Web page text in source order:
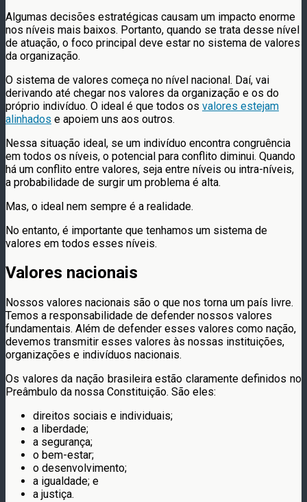
Algumas decisões estratégicas causam um impacto enorme
nos níveis mais baixos. Portanto, quando se trata desse nível
de atuação, o foco principal deve estar no sistema de valores
da organização.
O sistema de valores começa no nível nacional. Daí, vai
derivando até chegar nos valores da organização e os do
próprio indivíduo. O ideal é que todos os valores estejam
alinhados e apoiem uns aos outros.
Nessa situação ideal, se um indivíduo encontra congruência
em todos os níveis, o potencial para conflito diminui. Quando
há um conflito entre valores, seja entre níveis ou intra-níveis,
a probabilidade de surgir um problema é alta.
Mas, o ideal nem sempre é a realidade.
No entanto, é importante que tenhamos um sistema de
valores em todos esses níveis.
Valores nacionais
Nossos valores nacionais são o que nos torna um país livre.
Temos a responsabilidade de defender nossos valores
fundamentais. Além de defender esses valores como nação,
devemos transmitir esses valores às nossas instituições,
organizações e indivíduos nacionais.
Os valores da nação brasileira estão claramente definidos no
Preâmbulo da nossa Constituição. São eles:
direitos sociais e individuais;
a liberdade;
a segurança;
o bem-estar;
o desenvolvimento;
a igualdade; e
a justiça.